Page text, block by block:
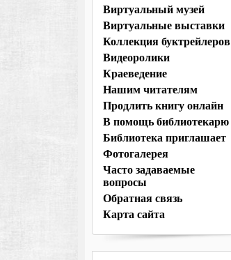
Виртуальный музей
Виртуальные выставки
Коллекция буктрейлеров
Видеоролики
Краеведение
Нашим читателям
Продлить книгу онлайн
В помощь библиотекарю
Библиотека приглашает
Фотогалерея
Часто задаваемые
вопросы
Обратная связь
Карта сайта